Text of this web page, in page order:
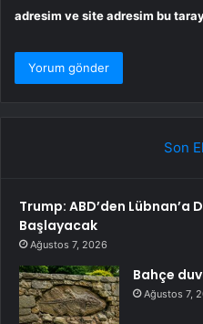
adresim ve site adresim bu
Son
Trump: ABD’den Lübnan’a
Başlayacak
Ağustos 7, 2026
Bahçe
Ağustos 7,